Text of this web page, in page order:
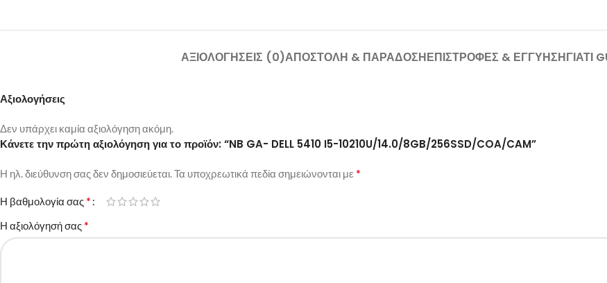
ΑΞΙΟΛΟΓΉΣΕΙΣ (0)ΑΠΟΣΤΟΛΉ & ΠΑΡΆΔΟΣΗΕΠΙΣΤΡΟΦΈΣ & ΕΓΓΎΗΣΗΓΙΑΤΊ
Αξιολογήσεις
Δεν υπάρχει καμία αξιολόγηση ακόμη.
Κάνετε την πρώτη αξιολόγηση για το προϊόν: “NB GA- DELL 5410 I5-10210U/14.0/8GB/256SSD/COA/CAM”
Η ηλ. διεύθυνση σας δεν δημοσιεύεται.Τα υποχρεωτικά πεδία σημειώνονται με *
Η βαθμολογία σας*
Η αξιολόγησή σας*